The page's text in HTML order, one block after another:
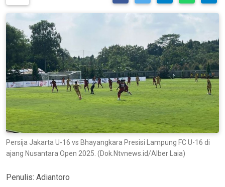
Persija Jakarta U-16 vs Bhayangkara Presisi Lampung FC U-16 di
ajang Nusantara Open 2025. (Dok.Ntvnews.id/Alber Laia)
Penulis: Adiantoro